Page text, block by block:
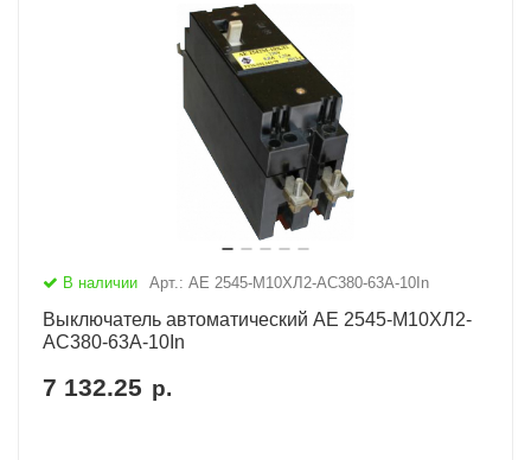
В наличии Арт.: АЕ 2545-М10ХЛ2-AC380-63А-10In
Выключатель автоматический АЕ 2545-М10ХЛ2-
AC380-63А-10In
7 132.25 р.